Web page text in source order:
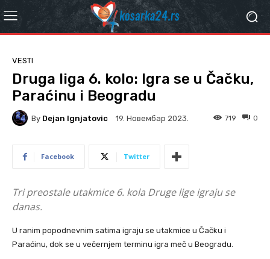
VESTI
Druga liga 6. kolo: Igra se u Čačku,
Paraćinu i Beogradu
By Dejan Ignjatovic 19. Новембар 2023. 0
719
Facebook Twitter
Tri preostale utakmice 6. kola Druge lige igraju se
danas.
U ranim popodnevnim satima igraju se utakmice u Čačku i
Paraćinu, dok se u večernjem terminu igra meč u Beogradu.